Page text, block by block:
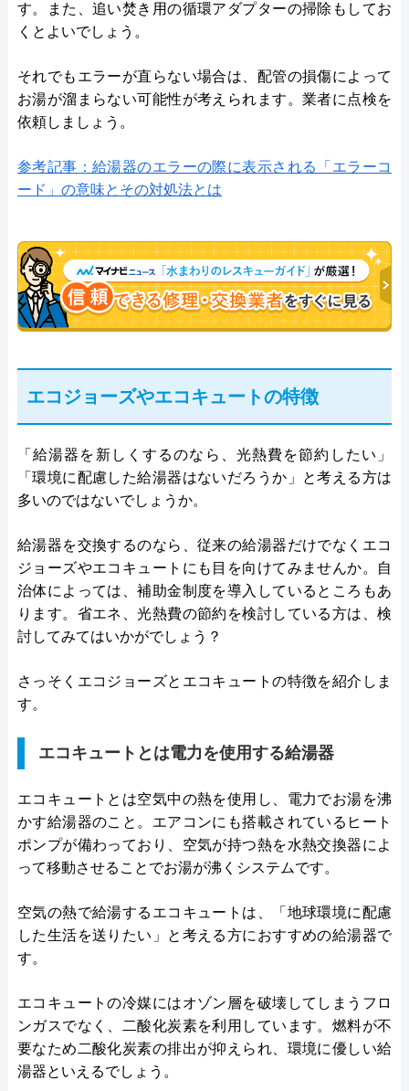
す。また、追い焚き用の循環アダプターの掃除もしてお
くとよいでしょう。
それでもエラーが直らない場合は、配管の損傷によって
お湯が溜まらない可能性が考えられます。業者に点検を
依頼しましょう。
参考記事：給湯器のエラーの際に表示される「エラーコ
ード」の意味とその対処法とは
エコジョーズやエコキュートの特徴
「給湯器を新しくするのなら、光熱費を節約したい」
「環境に配慮した給湯器はないだろうか」と考える方は
多いのではないでしょうか。
給湯器を交換するのなら、従来の給湯器だけでなくエコ
ジョーズやエコキュートにも目を向けてみませんか。自
治体によっては、補助金制度を導入しているところもあ
ります。省エネ、光熱費の節約を検討している方は、検
討してみてはいかがでしょう？
さっそくエコジョーズとエコキュートの特徴を紹介しま
す。
エコキュートとは電力を使用する給湯器
エコキュートとは空気中の熱を使用し、電力でお湯を沸
かす給湯器のこと。エアコンにも搭載されているヒート
ポンプが備わっており、空気が持つ熱を水熱交換器によ
って移動させることでお湯が沸くシステムです。
空気の熱で給湯するエコキュートは、「地球環境に配慮
した生活を送りたい」と考える方におすすめの給湯器で
す。
エコキュートの冷媒にはオゾン層を破壊してしまうフロ
ンガスでなく、二酸化炭素を利用しています。燃料が不
要なため二酸化炭素の排出が抑えられ、環境に優しい給
湯器といえるでしょう。